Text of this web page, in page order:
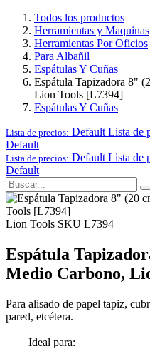
Todos los productos
Herramientas y Maquinas
Herramientas Por Ofícios
Para Albañil
Espátulas Y Cuñas
Espátula Tapizadora 8"
Lion Tools [L7394]
Espátulas Y Cuñas
Lista de precios: Default Lista de
Default
Lista de precios: Default Lista de
Default
Lion Tools SKU L7394
Espátula
Medio Carbono,
Para alisado de papel tapiz,
pared, etcétera.
Ideal para: